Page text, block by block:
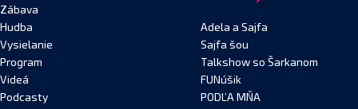
Zábava
Hudba
Vysielanie
Program
Videá
Podcasty
Adela a Sajfa
Sajfa šou
Talkshow so Šarkanom
FUNúšik
PODĽA MŇA